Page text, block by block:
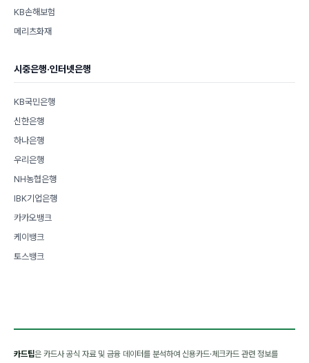
KB손해보험
메리츠화재
시중은행·인터넷은행
KB국민은행
신한은행
하나은행
우리은행
NH농협은행
IBK기업은행
카카오뱅크
케이뱅크
토스뱅크
카드팁은 카드사 공식 자료 및 금융 데이터를 분석하여 신용카드·체크카드 관련 정보를